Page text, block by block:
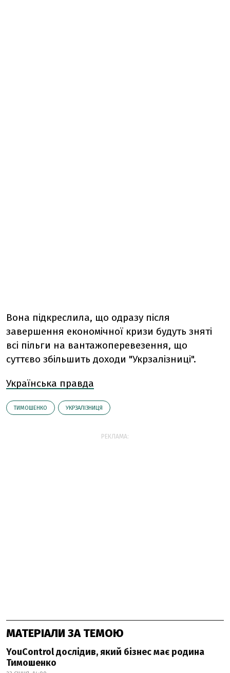
Вона підкреслила, що одразу після
завершення економічної кризи будуть зняті
всі пільги на вантажоперевезення, що
суттєво збільшить доходи "Укрзалізниці".
Українська правда
ТИМОШЕНКО УКРЗАЛІЗНИЦЯ
РЕКЛАМА:
МАТЕРІАЛИ ЗА ТЕМОЮ
YouControl дослідив, який бізнес має родина
Тимошенко